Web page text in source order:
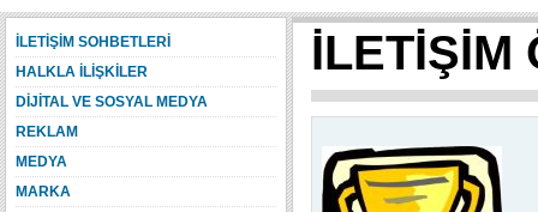
İLETİŞİM
İLETİŞİM SOHBETLERİ
HALKLA İLİŞKİLER
DİJİTAL VE SOSYAL MEDYA
REKLAM
MEDYA
MARKA